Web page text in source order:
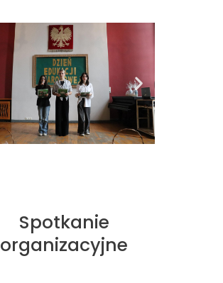
Spotkanie
organizacyjne